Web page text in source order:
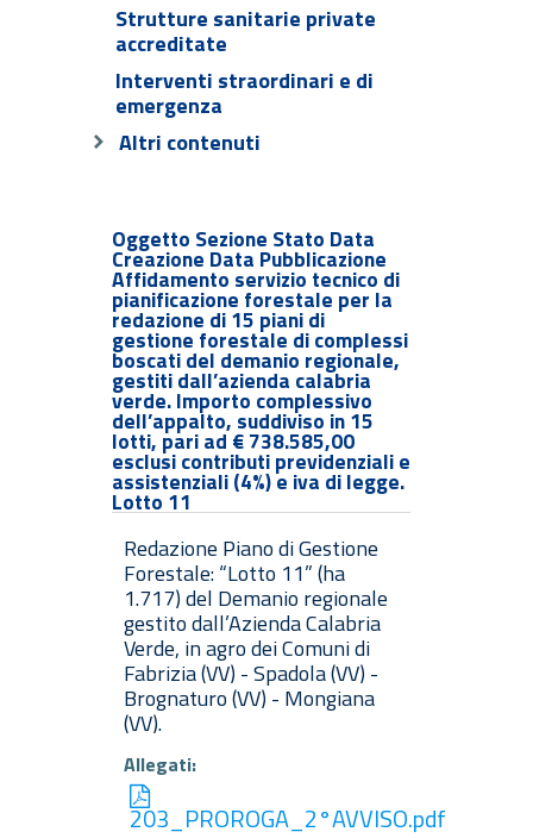
Strutture sanitarie private
accreditate
Interventi straordinari e di
emergenza
Altri contenuti
Oggetto Sezione Stato Data
Creazione Data Pubblicazione
Affidamento servizio tecnico di
pianificazione forestale per la
redazione di 15 piani di
gestione forestale di complessi
boscati del demanio regionale,
gestiti dall’azienda calabria
verde. Importo complessivo
dell’appalto, suddiviso in 15
lotti, pari ad € 738.585,00
esclusi contributi previdenziali e
assistenziali (4%) e iva di legge.
Lotto 11
Redazione Piano di Gestione
Forestale: “Lotto 11” (ha
1.717) del Demanio regionale
gestito dall’Azienda Calabria
Verde, in agro dei Comuni di
Fabrizia (VV) - Spadola (VV) -
Brognaturo (VV) - Mongiana
(VV).
Allegati:
203_PROROGA_2°AVVISO.pdf